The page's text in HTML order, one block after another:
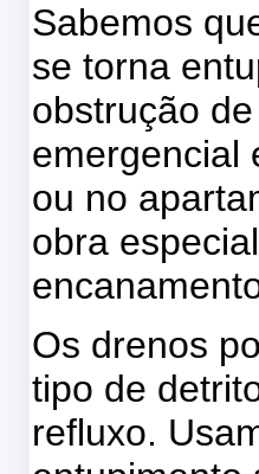
Sabemos
se torna
obstrução
emergencial
ou no
obra
Os drenos
tipo de
refluxo.